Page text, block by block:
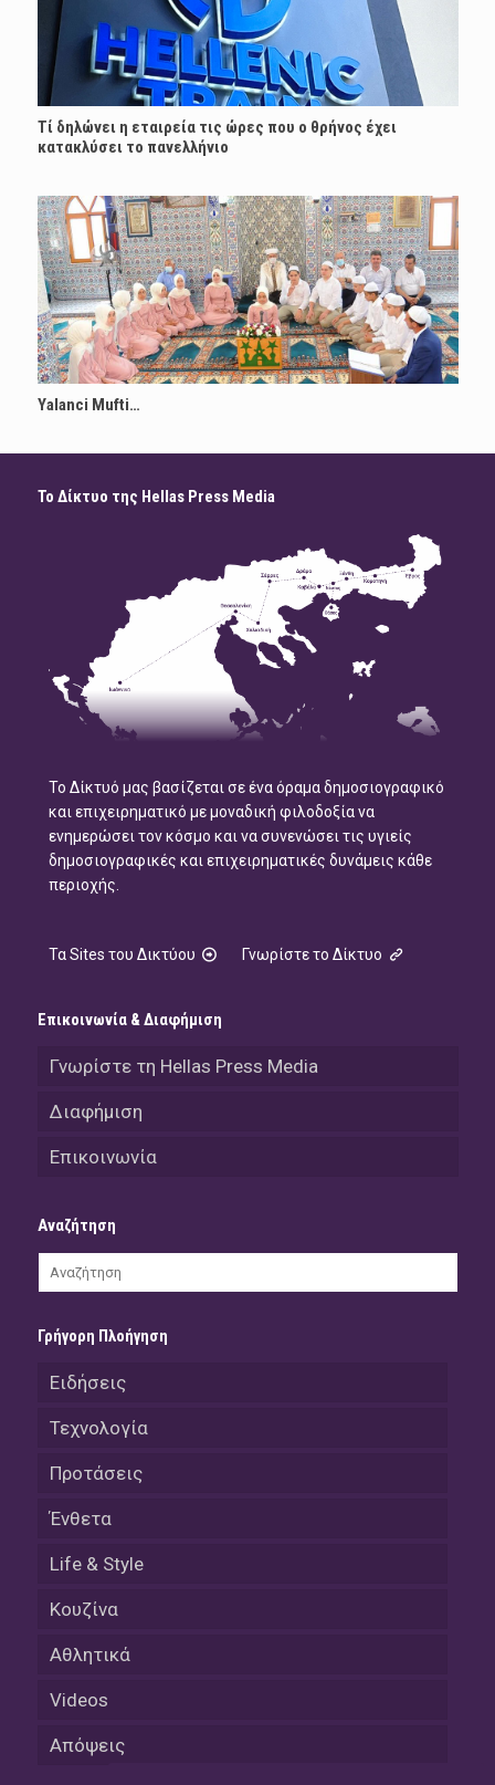
Τί δηλώνει η εταιρεία τις ώρες που ο θρήνος έχει
κατακλύσει το πανελλήνιο
Yalanci Mufti…
Το Δίκτυο της Hellas Press Media
Το Δίκτυό μας βασίζεται σε ένα όραμα δημοσιογραφικό
και επιχειρηματικό με μοναδική φιλοδοξία να
ενημερώσει τον κόσμο και να συνενώσει τις υγιείς
δημοσιογραφικές και επιχειρηματικές δυνάμεις κάθε
περιοχής.
Τα Sites του Δικτύου Γνωρίστε το Δίκτυο
Επικοινωνία & Διαφήμιση
Γνωρίστε τη Hellas Press Media
Διαφήμιση
Επικοινωνία
Αναζήτηση
Γρήγορη Πλοήγηση
Ειδήσεις
Τεχνολογία
Προτάσεις
Ένθετα
Life & Style
Κουζίνα
Αθλητικά
Videos
Απόψεις